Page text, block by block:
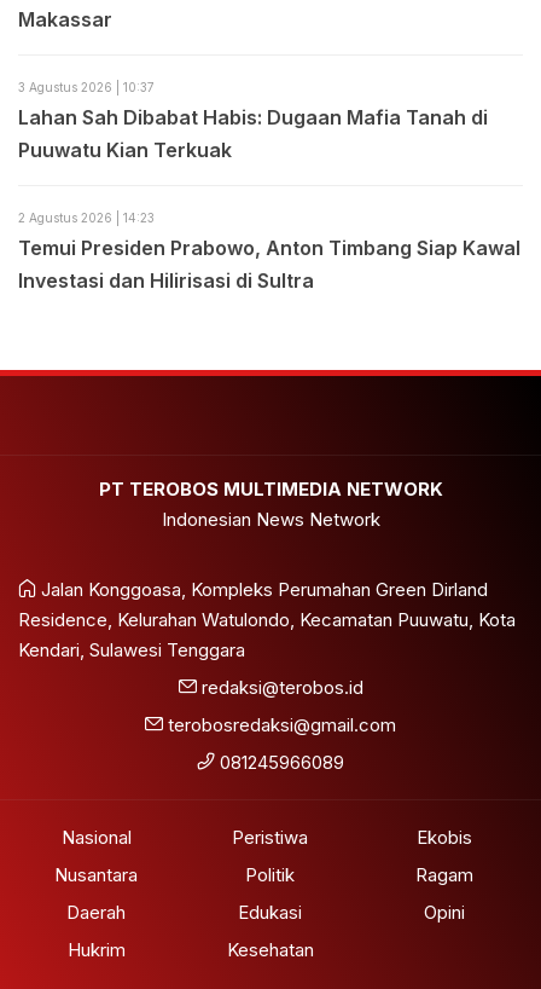
Makassar
3 Agustus 2026 | 10:37
Lahan Sah Dibabat Habis: Dugaan Mafia Tanah di
Puuwatu Kian Terkuak
2 Agustus 2026 | 14:23
Temui Presiden Prabowo, Anton Timbang Siap Kawal
Investasi dan Hilirisasi di Sultra
PT TEROBOS MULTIMEDIA NETWORK
Indonesian News Network
Jalan Konggoasa, Kompleks Perumahan Green Dirland
Residence, Kelurahan Watulondo, Kecamatan Puuwatu, Kota
Kendari, Sulawesi Tenggara
redaksi@terobos.id
terobosredaksi@gmail.com
081245966089
Nasional
Nusantara
Daerah
Hukrim
Peristiwa
Politik
Edukasi
Kesehatan
Ekobis
Ragam
Opini